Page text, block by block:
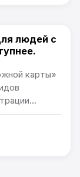
людей с
карты»